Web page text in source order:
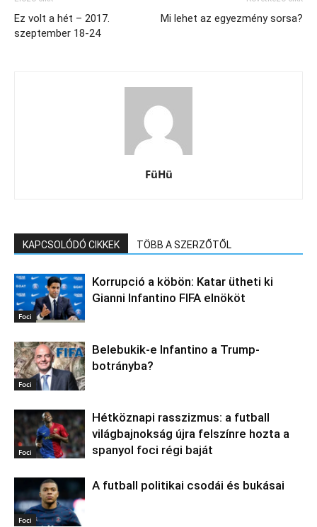
Ez volt a hét – 2017.
szeptember 18-24
Mi lehet az egyezmény sorsa?
FüHü
KAPCSOLÓDÓ CIKKEK TÖBB A SZERZŐTŐL
Foci
Korrupció a köbön: Katar ütheti ki
Gianni Infantino FIFA elnököt
Foci
Belebukik-e Infantino a Trump-
botrányba?
Foci
Hétköznapi rasszizmus: a futball
világbajnokság újra felszínre hozta a
spanyol foci régi baját
Foci
A futball politikai csodái és bukásai